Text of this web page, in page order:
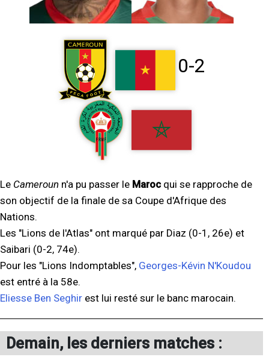
0-2
Le Cameroun n'a pu passer le Marocqui se rapproche de
son objectif de la finale de sa Coupe d'Afrique des
Nations.
Les "Lions de l'Atlas" ont marqué par Diaz (0-1, 26e) et
Saibari (0-2, 74e).
Pour les "Lions Indomptables", Georges-Kévin N'Koudou
est entré à la 58e.
Eliesse Ben Seghir est lui resté sur le banc marocain.
Demain, les derniers matches :